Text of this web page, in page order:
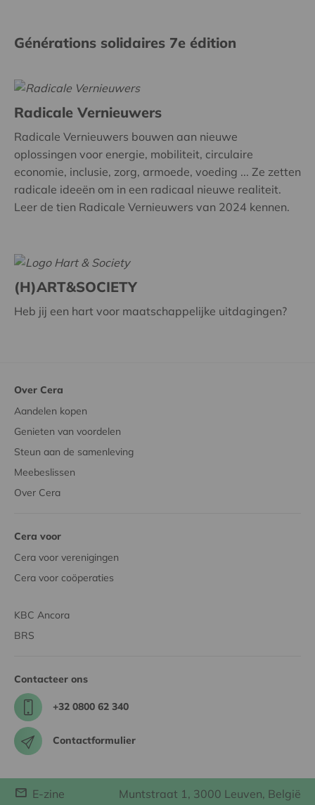
Générations solidaires 7e édition
Radicale Vernieuwers
Radicale Vernieuwers bouwen aan nieuwe
oplossingen voor energie, mobiliteit, circulaire
economie, inclusie, zorg, armoede, voeding ... Ze zetten
radicale ideeën om in een radicaal nieuwe realiteit.
Leer de tien Radicale Vernieuwers van 2024 kennen.
(H)ART&SOCIETY
Heb jij een hart voor maatschappelijke uitdagingen?
Over Cera
Aandelen kopen
Genieten van voordelen
Steun aan de samenleving
Meebeslissen
Over Cera
Cera voor
Cera voor verenigingen
Cera voor coöperaties
KBC Ancora
BRS
Contacteer ons
+32 0800 62 340
Contactformulier
E-zine Muntstraat 1, 3000 Leuven, België